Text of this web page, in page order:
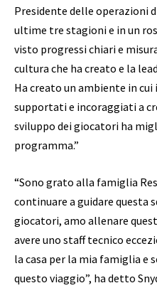
Presidente delle operazioni
ultime tre stagioni e in un
visto progressi chiari e
cultura che ha creato e la
Ha creato un ambiente in
supportati e incoraggiati a
sviluppo dei giocatori ha
programma.”
“Sono grato alla famiglia
continuare a guidare questa
giocatori, amo allenare
avere uno staff tecnico
la casa per la mia famiglia e
questo viaggio”, ha detto